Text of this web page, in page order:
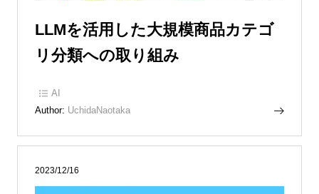
LLMを活用した大規模商品カテゴ
リ分類への取り組み
AI
Author: UchidaNaotaka
2023/12/16